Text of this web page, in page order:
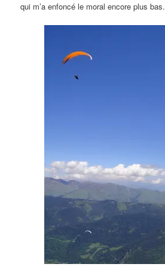
qui m’a enfoncé le moral encore plus bas.